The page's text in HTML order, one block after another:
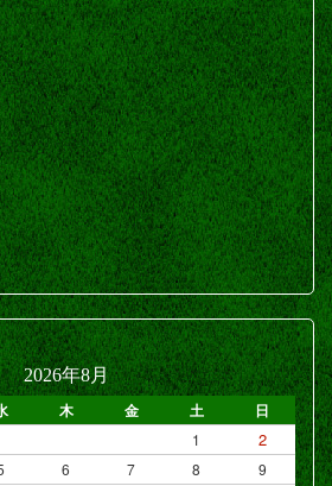
2026年8月
木 金 土 日
1 2
6 7 8
9